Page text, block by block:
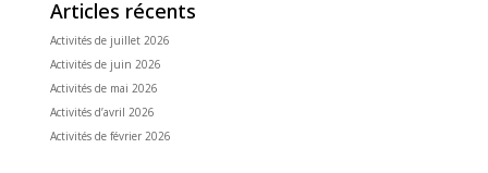
Articles récents
Activités de juillet 2026
Activités de juin 2026
Activités de mai 2026
Activités d’avril 2026
Activités de février 2026